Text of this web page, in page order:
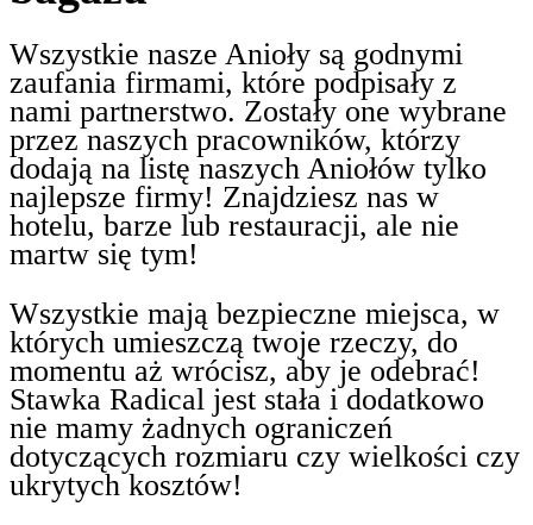
Wszystkie nasze Anioły są godnymi
zaufania firmami, które podpisały z
nami partnerstwo. Zostały one wybrane
przez naszych pracowników, którzy
dodają na listę naszych Aniołów tylko
najlepsze firmy! Znajdziesz nas w
hotelu, barze lub restauracji, ale nie
martw się tym!
Wszystkie mają bezpieczne miejsca, w
których umieszczą twoje rzeczy, do
momentu aż wrócisz, aby je odebrać!
Stawka Radical jest stała i dodatkowo
nie mamy żadnych ograniczeń
dotyczących rozmiaru czy wielkości czy
ukrytych kosztów!